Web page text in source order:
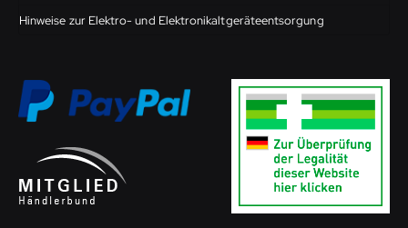
Hinweise zur Elektro- und Elektronikaltgeräteentsorgung